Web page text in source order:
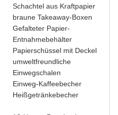
Schachtel aus Kraftpapier
braune Takeaway-Boxen
Gefalteter Papier-
Entnahmebehälter
Papierschüssel mit Deckel
umweltfreundliche
Einwegschalen
Einweg-Kaffeebecher
Heißgetränkebecher